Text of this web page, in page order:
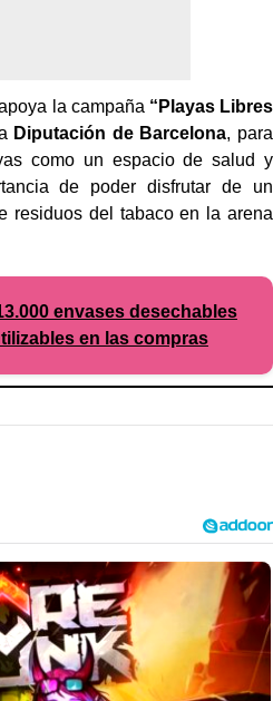
la campaña “Playas Libres
Diputación de Barcelona, para
como un espacio de salud y
de poder disfrutar de un
residuos del tabaco en la arena
envases desechables
en las compras